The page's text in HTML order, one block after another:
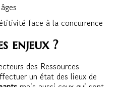
face à la concurrence
enjeux ?
des Ressources
un état des lieux de